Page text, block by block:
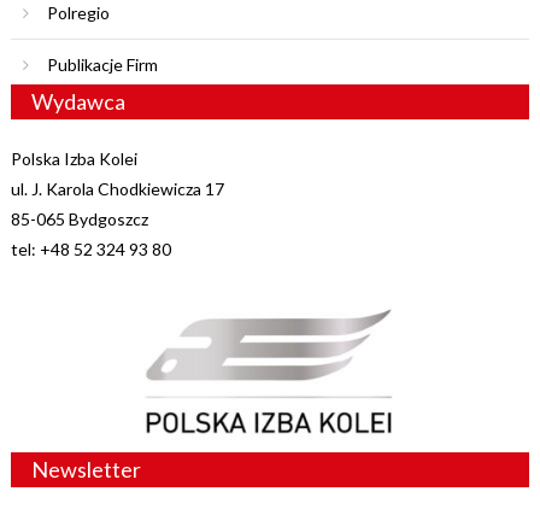
Polregio
Publikacje Firm
Wydawca
Polska Izba Kolei
ul. J. Karola Chodkiewicza 17
85-065 Bydgoszcz
tel: +48 52 324 93 80
Newsletter